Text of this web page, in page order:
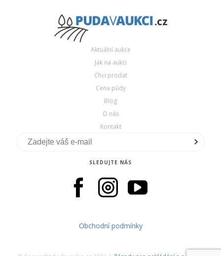
Aktuální aukce
Jak na aukci
Chci prodat
Cena půdy
Blog
O nás
Kontakt
SLEDUJTE NÁS
Obchodní podmínky